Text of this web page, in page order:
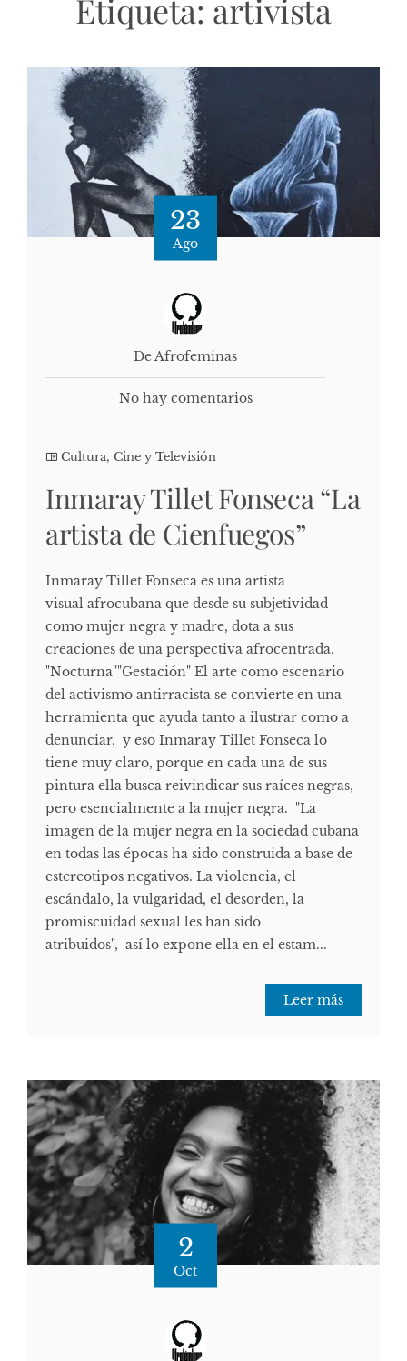
Etiqueta: artivista
23
Ago
De Afrofeminas
No hay comentarios
Cultura, Cine y Televisión
Inmaray Tillet Fonseca “La
artista de Cienfuegos”
Inmaray Tillet Fonseca es una artista
visual afrocubana que desde su subjetividad
como mujer negra y madre, dota a sus
creaciones de una perspectiva afrocentrada.
"Nocturna""Gestación" El arte como escenario
del activismo antirracista se convierte en una
herramienta que ayuda tanto a ilustrar como a
denunciar, y eso Inmaray Tillet Fonseca lo
tiene muy claro, porque en cada una de sus
pintura ella busca reivindicar sus raíces negras,
pero esencialmente a la mujer negra. "La
imagen de la mujer negra en la sociedad cubana
en todas las épocas ha sido construida a base de
estereotipos negativos. La violencia, el
escándalo, la vulgaridad, el desorden, la
promiscuidad sexual les han sido
atribuidos", así lo expone ella en el estam...
Leer más
2
Oct